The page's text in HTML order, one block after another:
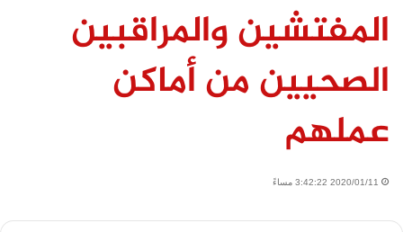
المفتشين والمراقبين
الصحيين من أماكن
عملهم
2020/01/11 3:42:22 مساءً